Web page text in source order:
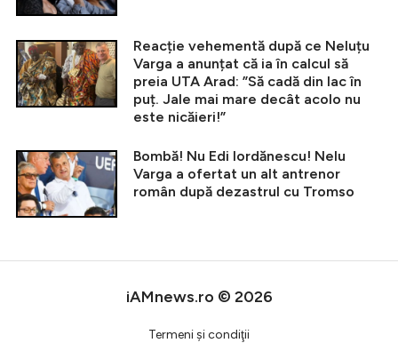
Reacție vehementă după ce Neluțu
Varga a anunțat că ia în calcul să
preia UTA Arad: ”Să cadă din lac în
puț. Jale mai mare decât acolo nu
este nicăieri!”
Bombă! Nu Edi Iordănescu! Nelu
Varga a ofertat un alt antrenor
român după dezastrul cu Tromso
iAMnews.ro © 2026
Termeni şi condiţii